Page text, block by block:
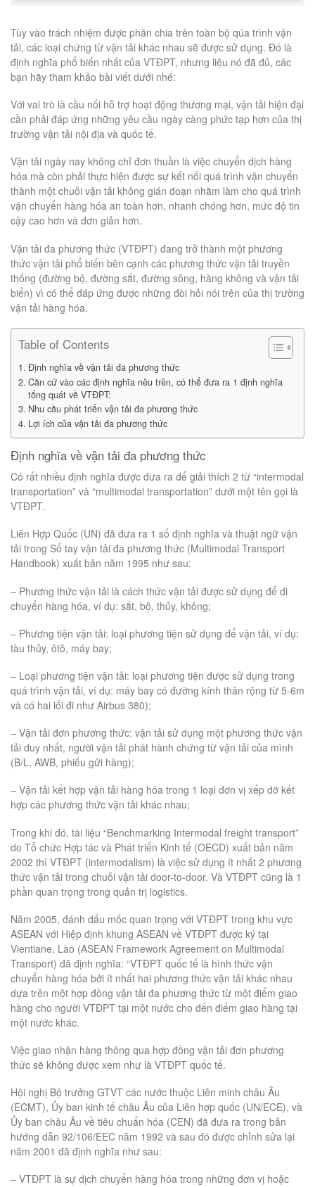
Tùy vào trách nhiệm được phân chia trên toàn bộ qúa trình vận
tải, các loại chứng từ vận tải khác nhau sẽ được sử dụng. Đó là
định nghĩa phổ biến nhất của VTĐPT, nhưng liệu nó đã đủ, các
bạn hãy tham khảo bài viết dưới nhé:
Với vai trò là cầu nối hỗ trợ hoạt động thương mại, vận tải hiện đại
cần phải đáp ứng những yêu cầu ngày càng phức tạp hơn của thị
trường vận tải nội địa và quốc tế.
Vận tải ngày nay không chỉ đơn thuần là việc chuyển dịch hàng
hóa mà còn phải thực hiện được sự kết nối quá trình vận chuyển
thành một chuỗi vận tải không gián đoạn nhằm làm cho quá trình
vận chuyển hàng hóa an toàn hơn, nhanh chóng hơn, mức độ tin
cậy cao hơn và đơn giản hơn.
Vận tải đa phương thức (VTĐPT) đang trở thành một phương
thức vận tải phổ biến bên cạnh các phương thức vận tải truyền
thống (đường bộ, đường sắt, đường sông, hàng không và vận tải
biển) vì có thể đáp ứng được những đòi hỏi nói trên của thị trường
vận tải hàng hóa.
Table of Contents
Định nghĩa về vận tải đa phương thức
Căn cứ vào các định nghĩa nêu trên, có thể đưa ra 1 định nghĩa
tổng quát về VTĐPT:
Nhu cầu phát triển vận tải đa phương thức
Lợi ích của vận tải đa phương thức
Định nghĩa về vận tải đa phương thức
Có rất nhiều định nghĩa được đưa ra để giải thích 2 từ “intermodal
transportation” và “multimodal transportation” dưới một tên gọi là
VTĐPT.
Liên Hợp Quốc (UN) đã đưa ra 1 số định nghĩa và thuật ngữ vận
tải trong Sổ tay vận tải đa phương thức (Multimodal Transport
Handbook) xuất bản năm 1995 như sau:
– Phương thức vận tải là cách thức vận tải được sử dụng để di
chuyển hàng hóa, ví dụ: sắt, bộ, thủy, không;
– Phương tiện vận tải: loại phương tiện sử dụng để vận tải, ví dụ:
tàu thủy, ôtô, máy bay;
– Loại phương tiện vận tải: loại phương tiện được sử dụng trong
quá trình vận tải, ví dụ: máy bay có đường kính thân rộng từ 5-6m
và có hai lối đi như Airbus 380);
– Vận tải đơn phương thức: vận tải sử dụng một phương thức vận
tải duy nhất, người vận tải phát hành chứng từ vận tải của mình
(B/L, AWB, phiếu gửi hàng);
– Vận tải kết hợp vận tải hàng hóa trong 1 loại đơn vị xếp dỡ kết
hợp các phương thức vận tải khác nhau;
Trong khi đó, tài liệu “Benchmarking Intermodal freight transport”
do Tổ chức Hợp tác và Phát triển Kinh tế (OECD) xuất bản năm
2002 thì VTĐPT (intermodalism) là việc sử dụng ít nhất 2 phương
thức vận tải trong chuỗi vận tải door-to-door. Và VTĐPT cũng là 1
phần quan trọng trong quản trị logistics.
Năm 2005, đánh dấu mốc quan trọng với VTĐPT trong khu vực
ASEAN với Hiệp định khung ASEAN về VTĐPT được ký tại
Vientiane, Lào (ASEAN Framework Agreement on Multimodal
Transport) đã định nghĩa: “VTĐPT quốc tế là hình thức vận
chuyển hàng hóa bởi ít nhất hai phương thức vận tải khác nhau
dựa trên một hợp đồng vận tải đa phương thức từ một điểm giao
hàng cho người VTĐPT tại một nước cho đến điểm giao hàng tại
một nước khác.
Việc giao nhận hàng thông qua hợp đồng vận tải đơn phương
thức sẽ không được xem như là VTĐPT quốc tế.
Hội nghị Bộ trưởng GTVT các nước thuộc Liên minh châu Âu
(ECMT), Ủy ban kinh tế châu Âu của Liên hợp quốc (UN/ECE), và
Ủy ban châu Âu về tiêu chuẩn hóa (CEN) đã đưa ra trong bản
hướng dẫn 92/106/EEC năm 1992 và sau đó được chỉnh sửa lại
năm 2001 đã định nghĩa như sau:
– VTĐPT là sự dịch chuyển hàng hóa trong những đơn vị hoặc